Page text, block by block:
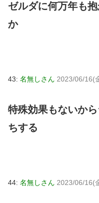
ゼルダに何万年も
か
43: 名無しさん 2023/06/16(
特殊効果もないか
ちする
44: 名無しさん 2023/06/16(